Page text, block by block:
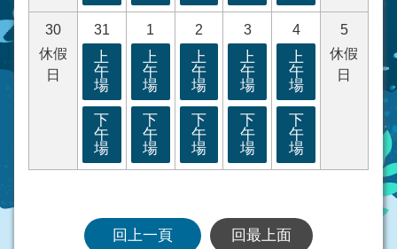
30
休假
日
31
上
午
場
下
午
場
1
上
午
場
下
午
場
2
上
午
場
下
午
場
3
上
午
場
下
午
場
4
上
午
場
下
午
場
5
休假
日
回上一頁 回最上面